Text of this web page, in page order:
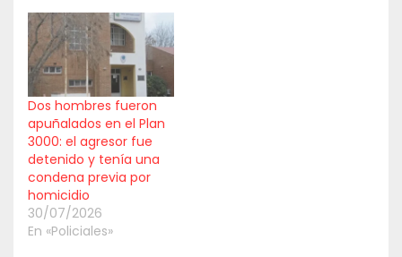
Dos hombres fueron
apuñalados en el Plan
3000: el agresor fue
detenido y tenía una
condena previa por
homicidio
30/07/2026
En «Policiales»